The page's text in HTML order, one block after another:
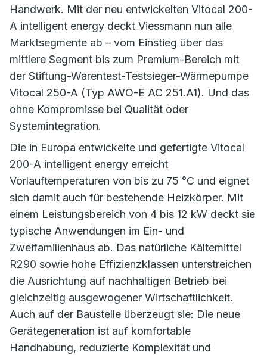
Handwerk. Mit der neu entwickelten Vitocal 200-
A intelligent energy deckt Viessmann nun alle
Marktsegmente ab – vom Einstieg über das
mittlere Segment bis zum Premium-Bereich mit
der Stiftung-Warentest-Testsieger-Wärmepumpe
Vitocal 250-A (Typ AWO-E AC 251.A1). Und das
ohne Kompromisse bei Qualität oder
Systemintegration.
Die in Europa entwickelte und gefertigte Vitocal
200-A intelligent energy erreicht
Vorlauftemperaturen von bis zu 75 °C und eignet
sich damit auch für bestehende Heizkörper. Mit
einem Leistungsbereich von 4 bis 12 kW deckt sie
typische Anwendungen im Ein- und
Zweifamilienhaus ab. Das natürliche Kältemittel
R290 sowie hohe Effizienzklassen unterstreichen
die Ausrichtung auf nachhaltigen Betrieb bei
gleichzeitig ausgewogener Wirtschaftlichkeit.
Auch auf der Baustelle überzeugt sie: Die neue
Gerätegeneration ist auf komfortable
Handhabung, reduzierte Komplexität und